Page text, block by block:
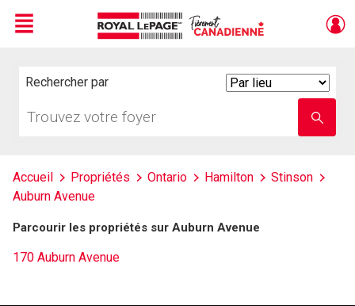
Menu
Rechercher par
votre
nom
Accueil Propriétés Ontario Hamilton
Stinson
Auburn Avenue
Parcourir les propriétés sur Auburn Avenue
170 Auburn Avenue